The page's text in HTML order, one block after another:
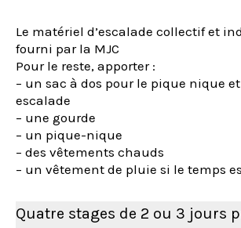
Le matériel d’escalade collectif et
fourni par la MJC
Pour le reste, apporter :
– un sac à dos pour le pique nique
escalade
– une gourde
– un pique-nique
– des vêtements chauds
– un vêtement de pluie si le temps
Quatre stages de 2 ou 3 jours